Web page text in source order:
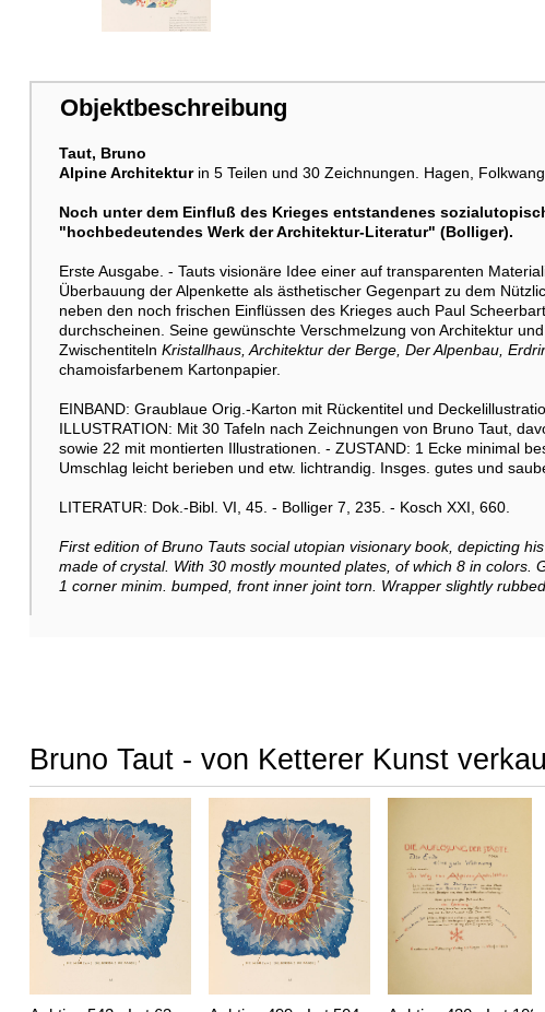
Weitere Abbildung
Weitere Abbildung
Objektbeschreibung
Taut, Bruno
Alpine Architekturin 5 Teilen und 30 Zeichnungen. Hagen,
Noch unter dem Einfluß des Krieges entstandenes
"hochbedeutendes Werk der Architektur-Literatur" (Bolliger).
Erste Ausgabe. - Tauts visionäre Idee einer auf transparenten
Überbauung der Alpenkette als ästhetischer Gegenpart zu dem
neben den noch frischen Einflüssen des Krieges auch Paul
durchscheinen. Seine gewünschte Verschmelzung von Architektur
Zwischentiteln Kristallhaus, Architektur der Berge, Der Alpenbau,
chamoisfarbenem Kartonpapier.
EINBAND: Graublaue Orig.-Karton mit Rückentitel und
ILLUSTRATION: Mit 30 Tafeln nach Zeichnungen von Bruno Taut,
sowie 22 mit montierten Illustrationen. - ZUSTAND: 1 Ecke minimal
Umschlag leicht berieben und etw. lichtrandig. Insges. gutes und
LITERATUR: Dok.-Bibl. VI, 45. - Bolliger 7, 235. - Kosch XXI, 660.
First edition of Bruno Tauts social utopian visionary book, depicting
made of crystal. With 30 mostly mounted plates, of which 8 in colors.
1 corner minim. bumped, front inner joint torn. Wrapper slightly
Bruno Taut - von Ketterer Kunst